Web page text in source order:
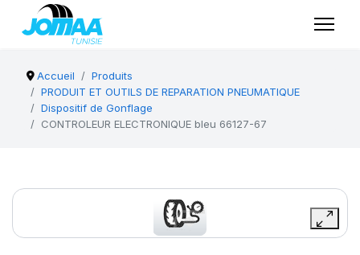
Accueil
Produits
PRODUIT ET OUTILS DE REPARATION PNEUMATIQUE
Dispositif de Gonflage
CONTROLEUR ELECTRONIQUE bleu 66127-67